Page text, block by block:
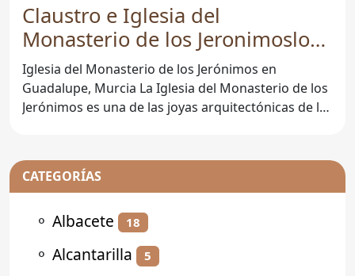
Claustro e Iglesia del
Monasterio de los Jeronimoslos
Jeronimos - Guadalupe
Iglesia del Monasterio de los Jerónimos en
Guadalupe, Murcia La Iglesia del Monasterio de los
Jerónimos es una de las joyas arquitectónicas de la
CATEGORÍAS
⚬ Albacete 18
⚬ Alcantarilla 5